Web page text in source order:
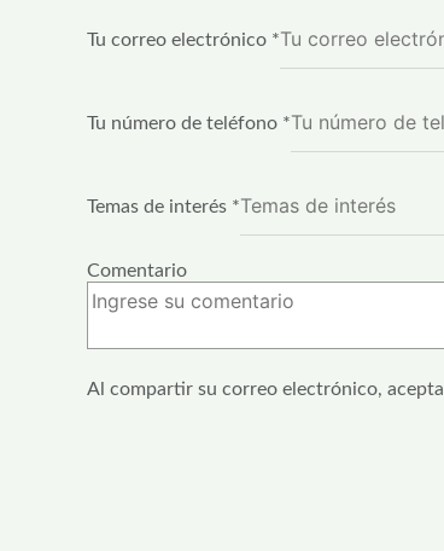
Tu correo electrónico *
Tu número de teléfono *
Temas de interés *
Comentario
de
Al compartir su correo electrónico,